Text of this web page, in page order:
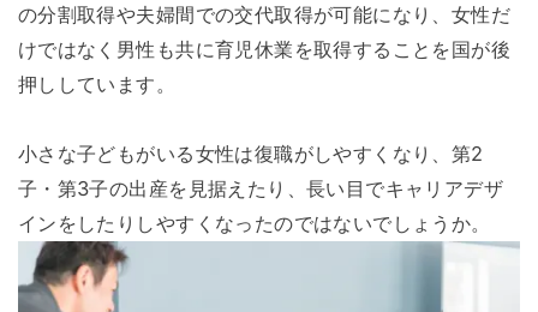
の分割取得や夫婦間での交代取得が可能になり、女性だ
けではなく男性も共に育児休業を取得することを国が後
押ししています。
小さな子どもがいる女性は復職がしやすくなり、第2
子・第3子の出産を見据えたり、長い目でキャリアデザ
インをしたりしやすくなったのではないでしょうか。